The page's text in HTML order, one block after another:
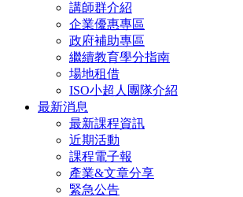
講師群介紹
企業優惠專區
政府補助專區
繼續教育學分指南
場地租借
ISO小超人團隊介紹
最新消息
最新課程資訊
近期活動
課程電子報
產業&文章分享
緊急公告